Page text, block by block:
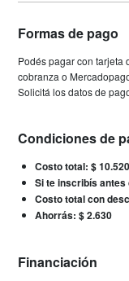
Formas de pago
Podés pagar con tarjeta
cobranza o
Solicitá los datos de
Condiciones de
Costo total: $ 10.520
Si te inscribís antes
Costo total con
Ahorrás: $ 2.630
Financiación